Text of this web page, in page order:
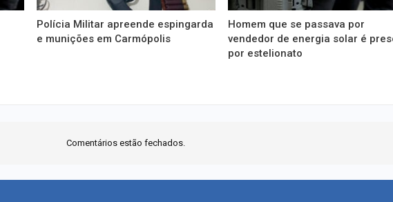
Polícia Militar apreende espingarda
e munições em Carmópolis
Homem que se passava por
vendedor de energia solar é
por estelionato
Comentários estão fechados.